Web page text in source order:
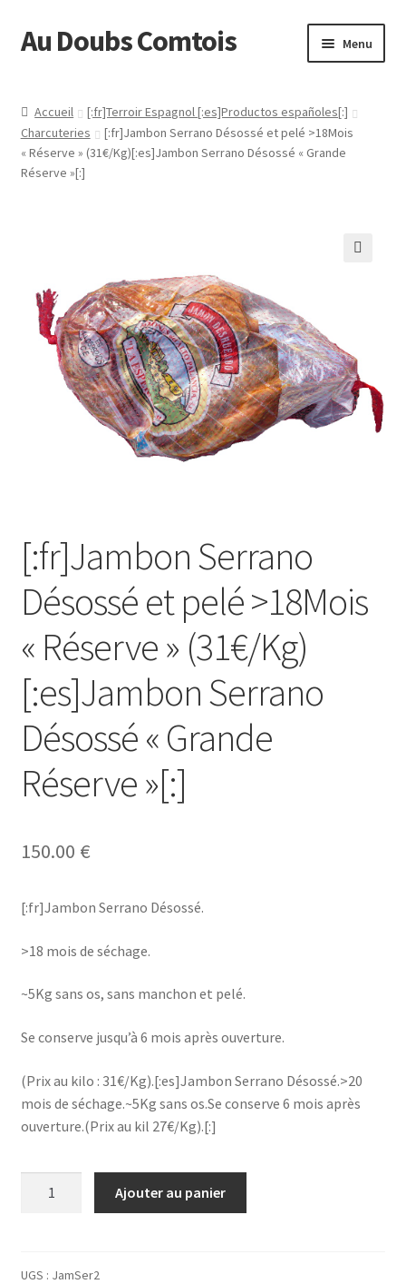
Aller
à
Aller
au
Au Doubs Comtois Menu
[:fr]Actualités[:es]Actualidad[:]
[:fr]Au Doubs Comtois :[:es]Tienda QUESOS y AHUMADOS :
Generales de Venta[:]
[:fr]Connexion[:]
[:fr]Contact[:es]Contacto[:]
[:fr]Ma Commande[:es]Mi Pedido[:]
[:fr]Panier[:es]Carrito[:]
[:fr]Tarif complet[:]
Accueil
[:fr]Terroir Espagnol [:es]Productos españoles[:]
Charcuteries
[:fr]Jambon Serrano Désossé et pelé >18Mois
« Réserve » (31€/Kg)[:es]Jambon Serrano Désossé « Grande
Réserve »[:]
[:fr]Jambon Serrano
Désossé et pelé >18Mois
« Réserve » (31€/Kg)
[:es]Jambon Serrano
Désossé « Grande
Réserve »[:]
150.00 €
[:fr]Jambon Serrano Désossé.
>18 mois de séchage.
~5Kg sans os, sans manchon et pelé.
Se conserve jusqu’à 6 mois après ouverture.
(Prix au kilo : 31€/Kg).[:es]Jambon Serrano Désossé.>20
mois de séchage.~5Kg sans os.Se conserve 6 mois après
ouverture.(Prix au kil 27€/Kg).[:]
Désossé
Ajouter au panier
UGS : JamSer2